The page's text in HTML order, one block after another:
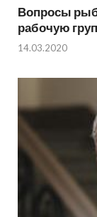
Вопросы
рабочую
14.03.2020